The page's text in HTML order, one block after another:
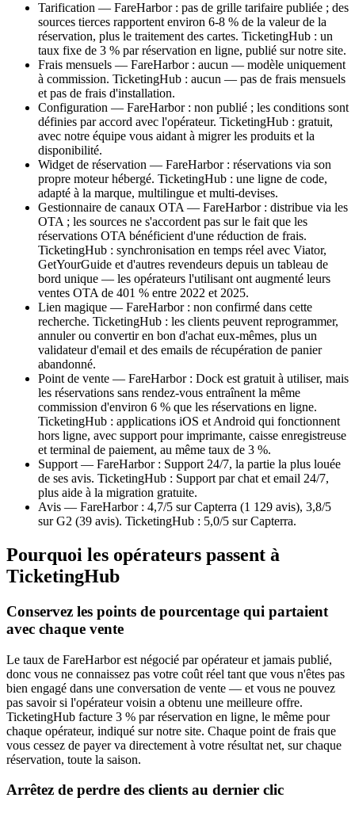
Tarification — FareHarbor : pas de grille tarifaire publiée ; des
sources tierces rapportent environ 6-8 % de la valeur de la
réservation, plus le traitement des cartes. TicketingHub : un
taux fixe de 3 % par réservation en ligne, publié sur notre site.
Frais mensuels — FareHarbor : aucun — modèle uniquement
à commission. TicketingHub : aucun — pas de frais mensuels
et pas de frais d'installation.
Configuration — FareHarbor : non publié ; les conditions sont
définies par accord avec l'opérateur. TicketingHub : gratuit,
avec notre équipe vous aidant à migrer les produits et la
disponibilité.
Widget de réservation — FareHarbor : réservations via son
propre moteur hébergé. TicketingHub : une ligne de code,
adapté à la marque, multilingue et multi-devises.
Gestionnaire de canaux OTA — FareHarbor : distribue via les
OTA ; les sources ne s'accordent pas sur le fait que les
réservations OTA bénéficient d'une réduction de frais.
TicketingHub : synchronisation en temps réel avec Viator,
GetYourGuide et d'autres revendeurs depuis un tableau de
bord unique — les opérateurs l'utilisant ont augmenté leurs
ventes OTA de 401 % entre 2022 et 2025.
Lien magique — FareHarbor : non confirmé dans cette
recherche. TicketingHub : les clients peuvent reprogrammer,
annuler ou convertir en bon d'achat eux-mêmes, plus un
validateur d'email et des emails de récupération de panier
abandonné.
Point de vente — FareHarbor : Dock est gratuit à utiliser, mais
les réservations sans rendez-vous entraînent la même
commission d'environ 6 % que les réservations en ligne.
TicketingHub : applications iOS et Android qui fonctionnent
hors ligne, avec support pour imprimante, caisse enregistreuse
et terminal de paiement, au même taux de 3 %.
Support — FareHarbor : Support 24/7, la partie la plus louée
de ses avis. TicketingHub : Support par chat et email 24/7,
plus aide à la migration gratuite.
Avis — FareHarbor : 4,7/5 sur Capterra (1 129 avis), 3,8/5
sur G2 (39 avis). TicketingHub : 5,0/5 sur Capterra.
Pourquoi les opérateurs passent à
TicketingHub
Conservez les points de pourcentage qui partaient
avec chaque vente
Le taux de FareHarbor est négocié par opérateur et jamais publié,
donc vous ne connaissez pas votre coût réel tant que vous n'êtes pas
bien engagé dans une conversation de vente — et vous ne pouvez
pas savoir si l'opérateur voisin a obtenu une meilleure offre.
TicketingHub facture 3 % par réservation en ligne, le même pour
chaque opérateur, indiqué sur notre site. Chaque point de frais que
vous cessez de payer va directement à votre résultat net, sur chaque
réservation, toute la saison.
Arrêtez de perdre des clients au dernier clic